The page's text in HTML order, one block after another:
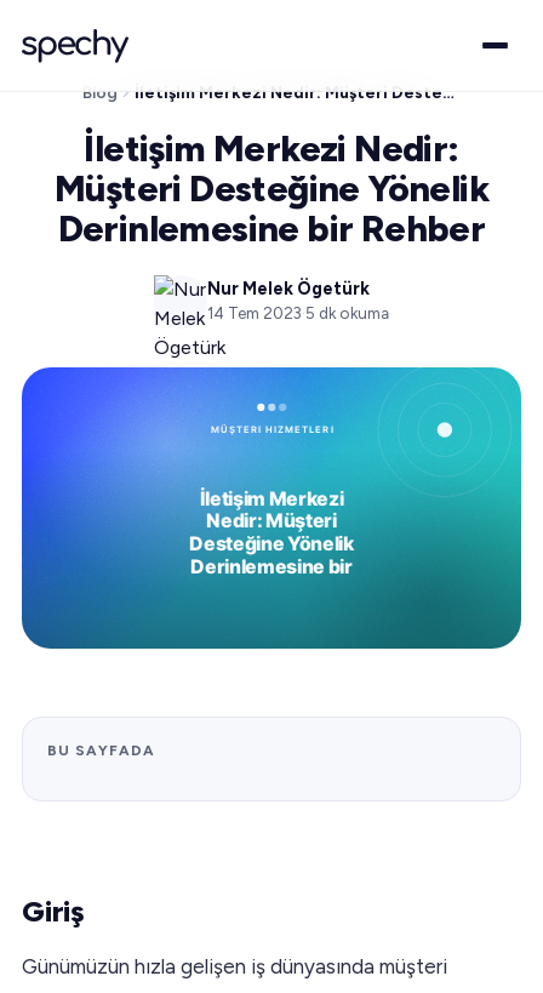
Blog İletişim Merkezi Nedir: Müşteri Desteğine Yönelik Derinlemesine bir Rehber
İletişim Merkezi Nedir:
Müşteri Desteğine Yönelik
Derinlemesine bir Rehber
Nur Melek Ögetürk
14 Tem 2023·5 dk okuma
BU SAYFADA
Giriş
Günümüzün hızla gelişen iş dünyasında müşteri